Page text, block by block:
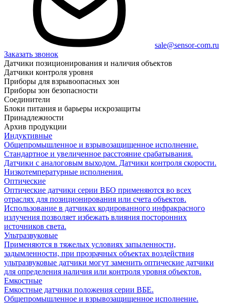
sale@sensor-com.ru
Заказать звонок
Датчики позиционирования и наличия объектов
Датчики контроля уровня
Приборы для взрывоопасных зон
Приборы зон безопасности
Соединители
Блоки питания и барьеры искрозащиты
Принадлежности
Архив продукции
Индуктивные
Общепромышленное и взрывозащищенное исполнение.
Стандартное и увеличенное расстояние срабатывания.
Датчики с аналоговым выходом. Датчики контроля скорости.
Низкотемпературные исполнения.
Оптические
Оптические датчики серии ВБО применяются во всех
отраслях для позиционирования или счета объектов.
Использование в датчиках кодированного инфракрасного
излучения позволяет избежать влияния посторонних
источников света.
Ультразвуковые
Применяются в тяжелых условиях запыленности,
задымленности, при прозрачных объектах воздействия
ультразвуковые датчики могут заменить оптические датчики
для определения наличия или контроля уровня объектов.
Емкостные
Емкостные датчики положения серии ВБЕ.
Общепромышленное и взрывозащищенное исполнение.